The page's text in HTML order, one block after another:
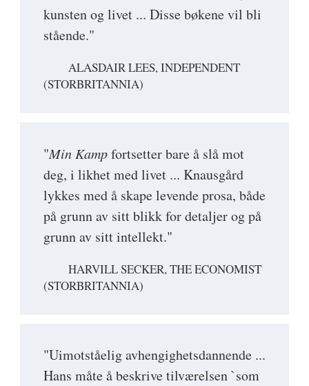
kunsten og livet ... Disse bøkene vil bli
stående."
ALASDAIR LEES, INDEPENDENT
(STORBRITANNIA)
"Min Kampfortsetter bare å slå mot
deg, i likhet med livet ... Knausgård
lykkes med å skape levende prosa, både
på grunn av sitt blikk for detaljer og på
grunn av sitt intellekt."
HARVILL SECKER, THE ECONOMIST
(STORBRITANNIA)
"Uimotståelig avhengighetsdannende ...
Hans måte å beskrive tilværelsen `som